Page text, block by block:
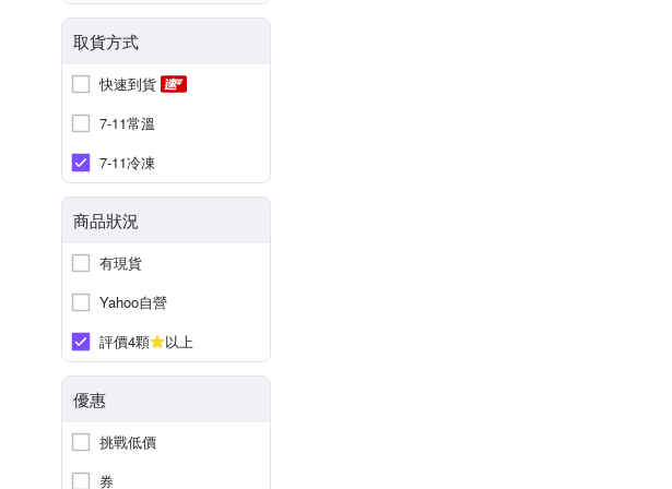
取貨方式
快速到貨
7-11常溫
7-11冷凍
商品狀況
有現貨
Yahoo自營
評價4顆
以上
優惠
挑戰低價
券